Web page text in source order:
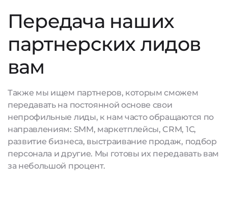
Передача наших
партнерских лидов
вам
Также мы ищем партнеров, которым сможем
передавать на постоянной основе свои
непрофильные лиды, к нам часто обращаются по
направлениям: SMM, маркетплейсы, CRM, 1С,
развитие бизнеса, выстраивание продаж, подбор
персонала и другие. Мы готовы их передавать вам
за небольшой процент.